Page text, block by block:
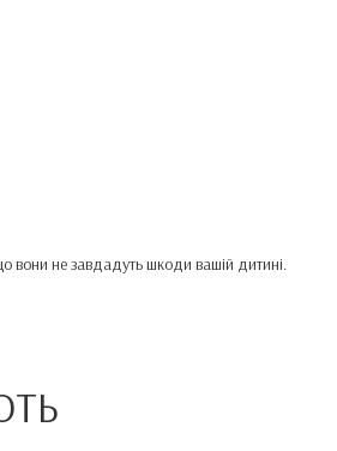
вони не завдадуть шкоди вашій дитині.